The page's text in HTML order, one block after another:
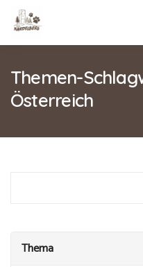
Themen-
Österreich
Thema